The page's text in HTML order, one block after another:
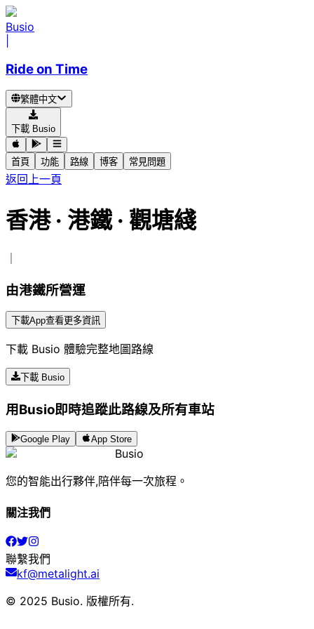
Busio
Ride on Time
繁體中文
下載 Busio
首頁 功能 路線 博客 常見問題
返回上一頁
香港· 港鐵 · 觀塘綫
由港鐵所營運
下載App查看更多資訊
下載 Busio 體驗完整地圖路線
下載 Busio
用Busio即時追蹤此路線及所有車站
Google Play App Store
Busio
您的智能出行夥伴,陪伴每一次旅程。
關注我們
聯繫我們
kf@metalight.ai
© 2025 Busio. 版權所有.